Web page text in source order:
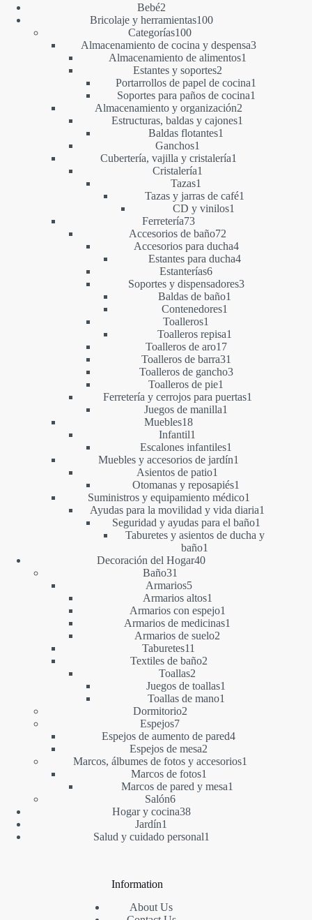
Bebé22
productos
Bricolaje y herramientas100100
Categorías100100
productos
Almacenamiento de cocina y despensa33
Almacenamiento de alimentos1
Estantes y soportes22
productos
Portarrollos de papel de cocina1
Soportes para paños de cocina1
Almacenamiento y organización2
Estructuras, baldas y cajones1
Baldas flotantes1
Ganchos1
producto
Cubertería, vajilla y cristalería1
Cristalería1
Tazas1
producto
Tazas y jarras de café1
CD y vinilos1
Ferretería7373
productos
Accesorios de baño7272
productos
Accesorios para ducha44
productos
Estantes para ducha44
Estanterías66
productos
Soportes y dispensadores33
Baldas de baño1
Contenedores1
Toalleros1
producto
Toalleros repisa1
Toalleros de aro1717
productos
Toalleros de barra31
productos
Toalleros de gancho33
Toalleros de pie1
producto
Ferretería y cerrojos para puertas1
Juegos de manilla1
Muebles1818
productos
Infantil1
producto
Escalones infantiles1
producto
Muebles y accesorios de jardín1
Asientos de patio1
producto
Otomanas y reposapiés1
producto
Suministros y equipamiento médico1
producto
Ayudas para la movilidad y vida diaria1
Seguridad y ayudas para el baño1
producto
Taburetes y asientos de ducha y
baño1
Decoración del Hogar4040
Baño31
productos
Armarios55
productos
Armarios altos1
producto
Armarios con espejo1
producto
Armarios de medicinas1
Armarios de suelo2
Taburetes11
productos
Textiles de baño22
Toallas2
productos
Juegos de toallas1
Toallas de mano1
Dormitorio22
Espejos77
productos
Espejos de aumento de pared44
Espejos de mesa2
productos
Marcos, álbumes de fotos y accesorios1
Marcos de fotos1
producto
Marcos de pared y mesa1
Salón66
productos
Hogar y cocina3838
Jardín1
producto
Salud y cuidado personal1
Information
About Us